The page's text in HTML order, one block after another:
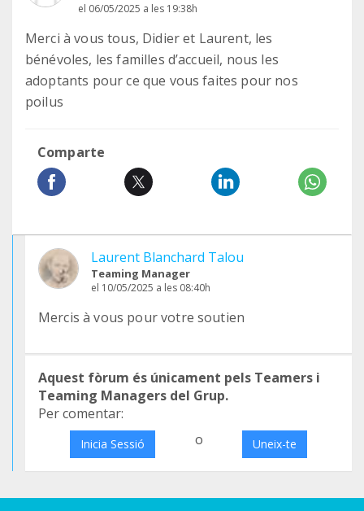
el 06/05/2025 a les 19:38h
Merci à vous tous, Didier et Laurent, les
bénévoles, les familles d’accueil, nous les
adoptants pour ce que vous faites pour nos
poilus
Comparte
Laurent Blanchard Talou
Teaming Manager
el 10/05/2025 a les 08:40h
Mercis à vous pour votre soutien
Aquest fòrum és únicament pels Teamers i
Teaming Managers del Grup.
Per comentar:
Inicia Sessió o Uneix-te